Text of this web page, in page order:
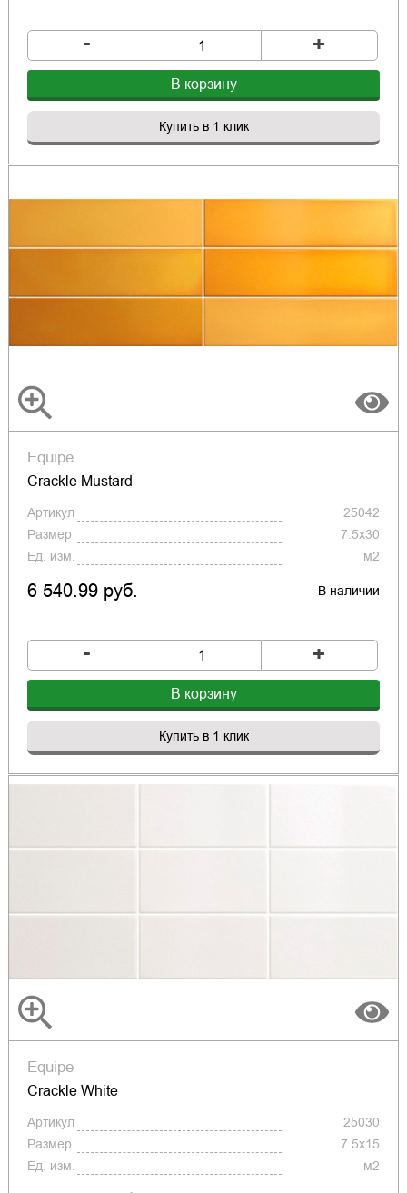
- +
В корзину
Купить в 1 клик
Equipe
Crackle Mustard
Артикул
25042
Размер
7.5x30
Ед. изм.
м2
6 540.99 руб. В наличии
- +
В корзину
Купить в 1 клик
Equipe
Crackle White
Артикул
25030
Размер
7.5x15
Ед. изм.
м2